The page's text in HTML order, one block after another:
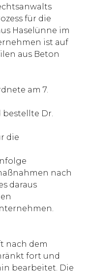
für die
Haselünne im
ist auf
aus Beton
am 7.
bestellte Dr.
die
nach
daraus
nach dem
fort und
bearbeitet. Die